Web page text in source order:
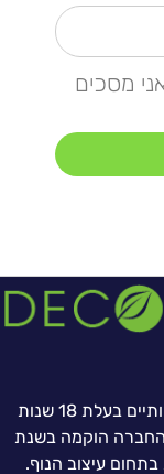
מסכים
דקוריישן 2000 הינה חברה של צמחים מלאכותיים בעלת 18 שנות
החברה הוקמה בשנת